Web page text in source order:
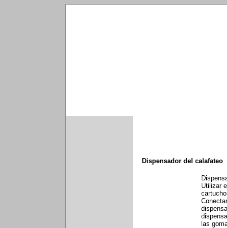
Dispensador del calafateo
Utilizar
las